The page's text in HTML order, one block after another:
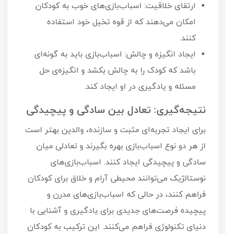
ارتقای خلاقیت: اسباب‌بازی‌های خوب به کودکان
امکان می‌دهند که از قوه تخیل خود استفاده
کنند.
ایجاد انگیزه و چالش: اسباب‌بازی باید به گونه‌ای
باشد که کودک را به چالش بکشد و انگیزه‌ی حل
مسئله و یادگیری در او ایجاد کند.
نتیجه‌گیری: تعادل بین سادگی و پیچیدگی
برای ایجاد تجربه‌ای مثبت و سازنده، والدین بهتر است
از هر دو نوع اسباب‌بازی بهره بگیرند و تعادلی میان
سادگی و پیچیدگی ایجاد کنند. اسباب‌بازی‌های
نوستالژیک می‌توانند محیطی آرام و خلاق برای کودکان
فراهم کنند، در حالی که اسباب‌بازی‌های مدرن و
پیچیده فرصت‌های جدیدی برای یادگیری و آشنایی با
دنیای تکنولوژی فراهم می‌کنند. این ترکیب به کودکان